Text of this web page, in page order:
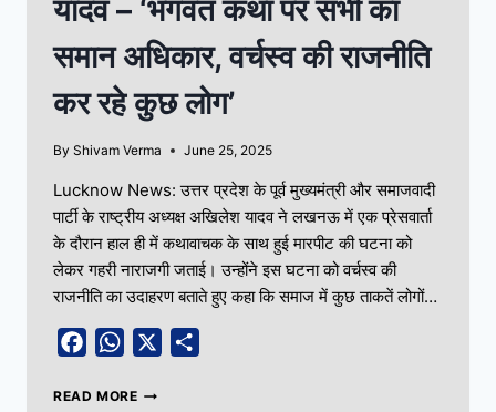
यादव – ‘भगवत कथा पर सभी का
समान अधिकार, वर्चस्व की राजनीति
कर रहे कुछ लोग’
By Shivam Verma June 25, 2025
Lucknow News: उत्तर प्रदेश के पूर्व मुख्यमंत्री और समाजवादी
पार्टी के राष्ट्रीय अध्यक्ष अखिलेश यादव ने लखनऊ में एक प्रेसवार्ता
के दौरान हाल ही में कथावाचक के साथ हुई मारपीट की घटना को
लेकर गहरी नाराजगी जताई। उन्होंने इस घटना को वर्चस्व की
राजनीति का उदाहरण बताते हुए कहा कि समाज में कुछ ताकतें लोगों…
FacebookWhatsApp
READ MORE